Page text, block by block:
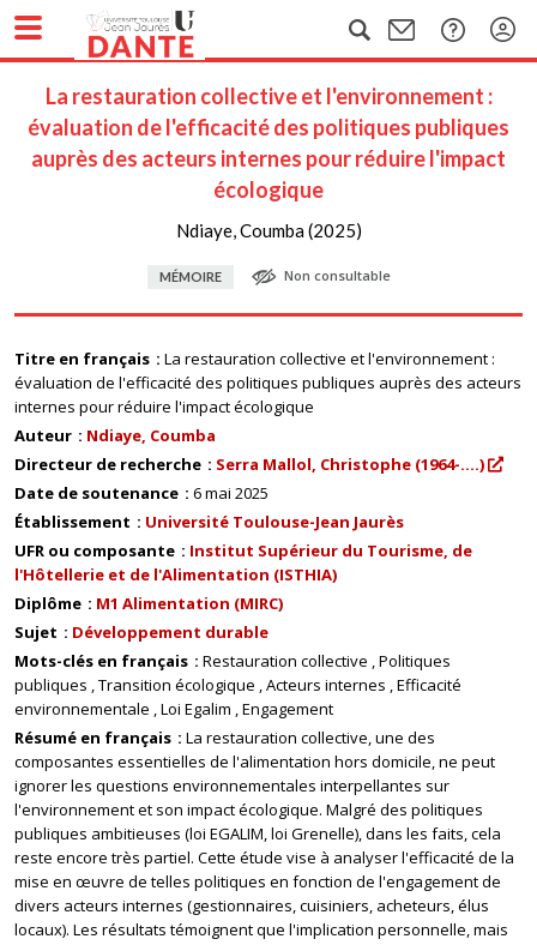
La restauration collective et l'environnement :
évaluation de l'efficacité des politiques publiques
auprès des acteurs internes pour réduire l'impact
écologique
Ndiaye, Coumba (2025)
MÉMOIRE Non consultable
Titre en français
La restauration collective et l'environnement :
évaluation de l'efficacité des politiques publiques auprès des acteurs
internes pour réduire l'impact écologique
Auteur
Ndiaye, Coumba
Directeur de recherche
Serra Mallol, Christophe (1964-....)
Date de soutenance
6 mai 2025
Établissement
Université Toulouse-Jean Jaurès
UFR ou composante
Institut Supérieur du Tourisme, de
l'Hôtellerie et de l'Alimentation (ISTHIA)
Diplôme
M1 Alimentation (MIRC)
Sujet
Développement durable
Mots-clés en français
Restauration collective Politiques
publiques Transition écologique Acteurs internes Efficacité
environnementale Loi Egalim Engagement
Résumé en français
La restauration collective, une des
composantes essentielles de l'alimentation hors domicile, ne peut
ignorer les questions environnementales interpellantes sur
l'environnement et son impact écologique. Malgré des politiques
publiques ambitieuses (loi EGALIM, loi Grenelle), dans les faits, cela
reste encore très partiel. Cette étude vise à analyser l'efficacité de la
mise en œuvre de telles politiques en fonction de l'engagement de
divers acteurs internes (gestionnaires, cuisiniers, acheteurs, élus
locaux). Les résultats témoignent que l'implication personnelle, mais